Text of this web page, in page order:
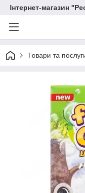
Інтернет-магазин
Товари та